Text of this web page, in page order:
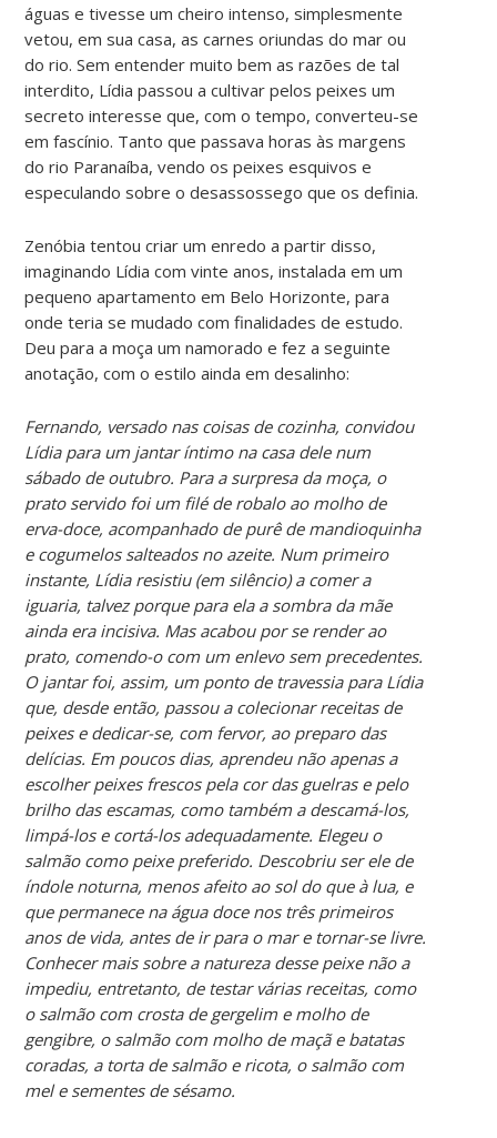
águas e tivesse um cheiro intenso, simplesmente
vetou, em sua casa, as carnes oriundas do mar ou
do rio. Sem entender muito bem as razões de tal
interdito, Lídia passou a cultivar pelos peixes um
secreto interesse que, com o tempo, converteu-se
em fascínio. Tanto que passava horas às margens
do rio Paranaíba, vendo os peixes esquivos e
especulando sobre o desassossego que os definia.
Zenóbia tentou criar um enredo a partir disso,
imaginando Lídia com vinte anos, instalada em um
pequeno apartamento em Belo Horizonte, para
onde teria se mudado com finalidades de estudo.
Deu para a moça um namorado e fez a seguinte
anotação, com o estilo ainda em desalinho:
Fernando, versado nas coisas de cozinha, convidou
Lídia para um jantar íntimo na casa dele num
sábado de outubro. Para a surpresa da moça, o
prato servido foi um filé de robalo ao molho de
erva-doce, acompanhado de purê de mandioquinha
e cogumelos salteados no azeite. Num primeiro
instante, Lídia resistiu (em silêncio) a comer a
iguaria, talvez porque para ela a sombra da mãe
ainda era incisiva. Mas acabou por se render ao
prato, comendo-o com um enlevo sem precedentes.
O jantar foi, assim, um ponto de travessia para Lídia
que, desde então, passou a colecionar receitas de
peixes e dedicar-se, com fervor, ao preparo das
delícias. Em poucos dias, aprendeu não apenas a
escolher peixes frescos pela cor das guelras e pelo
brilho das escamas, como também a descamá-los,
limpá-los e cortá-los adequadamente. Elegeu o
salmão como peixe preferido. Descobriu ser ele de
índole noturna, menos afeito ao sol do que à lua, e
que permanece na água doce nos três primeiros
anos de vida, antes de ir para o mar e tornar-se livre.
Conhecer mais sobre a natureza desse peixe não a
impediu, entretanto, de testar várias receitas, como
o salmão com crosta de gergelim e molho de
gengibre, o salmão com molho de maçã e batatas
coradas, a torta de salmão e ricota, o salmão com
mel e sementes de sésamo.